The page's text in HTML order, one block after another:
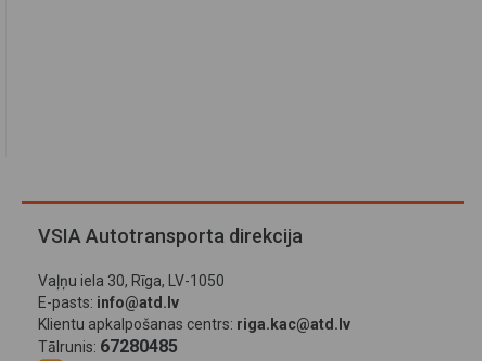
VSIA Autotransporta direkcija
Vaļņu iela 30, Rīga, LV-1050
E-pasts: info@atd.lv
Klientu apkalpošanas centrs: riga.kac@atd.lv
Tālrunis: 67280485